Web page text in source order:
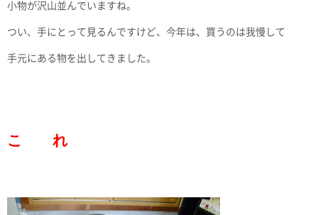
小物が沢山並んでいますね。
つい、手にとって見るんですけど、今年は、買うのは我慢して
手元にある物を出してきました。
こ れ